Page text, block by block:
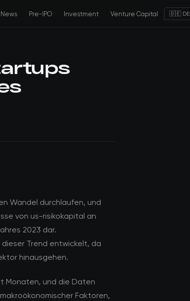
Pre-IPO Investment Venture Capital 🇩🇪 DE
Wandel durchlaufen, und
von us-risikokapital an
2023 dar.
Trend entwickelt, da
hinausgehen.
Monaten, und die Daten
Faktoren,